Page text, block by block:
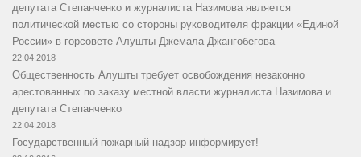
депутата Степанченко и журналиста Назимова является
политической местью со стороны руководителя фракции «Единой
России» в горсовете Алушты Джемала Джангобегова
22.04.2018
Общественность Алушты требует освобождения незаконно
арестованных по заказу местной власти журналиста Назимова и
депутата Степанченко
22.04.2018
Государственный пожарный надзор информирует!